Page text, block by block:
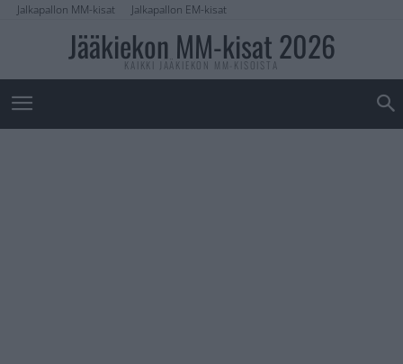
Jalkapallon MM-kisat Jalkapallon EM-kisat
Jääkiekon MM-kisat 2026
KAIKKI JÄÄKIEKON MM-KISOISTA